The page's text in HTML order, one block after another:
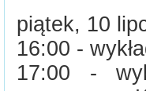
piątek, 10
16:00 -
17:00 -